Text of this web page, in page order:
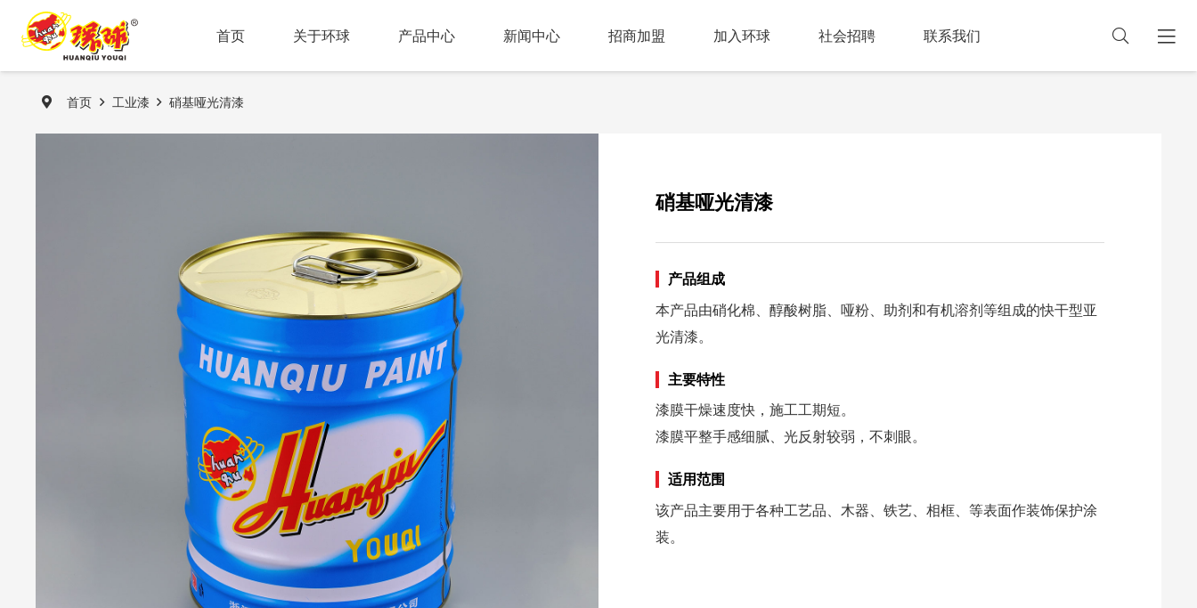
首页 关于环球 产品中心 新闻中心 招商加盟 加入环球 社会招聘 联系我们
首页 工业漆 硝基哑光清漆
硝基哑光清漆
产品组成
本产品由硝化棉、醇酸树脂、哑粉、助剂和有机溶剂等组成的快干型亚
光清漆。
主要特性
漆膜干燥速度快，施工工期短。
漆膜平整手感细腻、光反射较弱，不刺眼。
适用范围
该产品主要用于各种工艺品、木器、铁艺、相框、等表面作装饰保护涂
装。